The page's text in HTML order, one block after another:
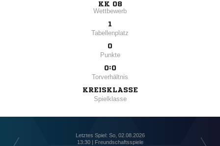
KK 08
Wettbewerb
1
Tabellenplatz
0
Punkte
0:0
Torverhältnis
KREISKLASSE
Spielklasse
Letztes Spiel: So, 02.08.2026
13:30 | Freundschaftsspiele